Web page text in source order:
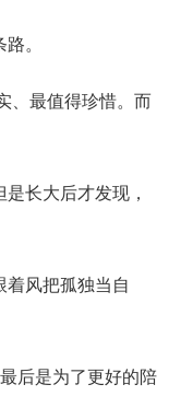
。
、最值得珍惜。而
长大后才发现，
风把孤独当自
后是为了更好的陪